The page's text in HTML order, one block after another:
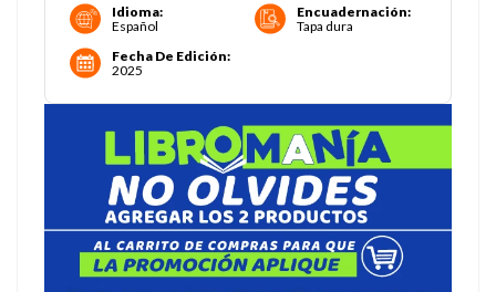
Idioma:
Español
Encuadernación:
Tapa dura
Fecha De Edición:
2025